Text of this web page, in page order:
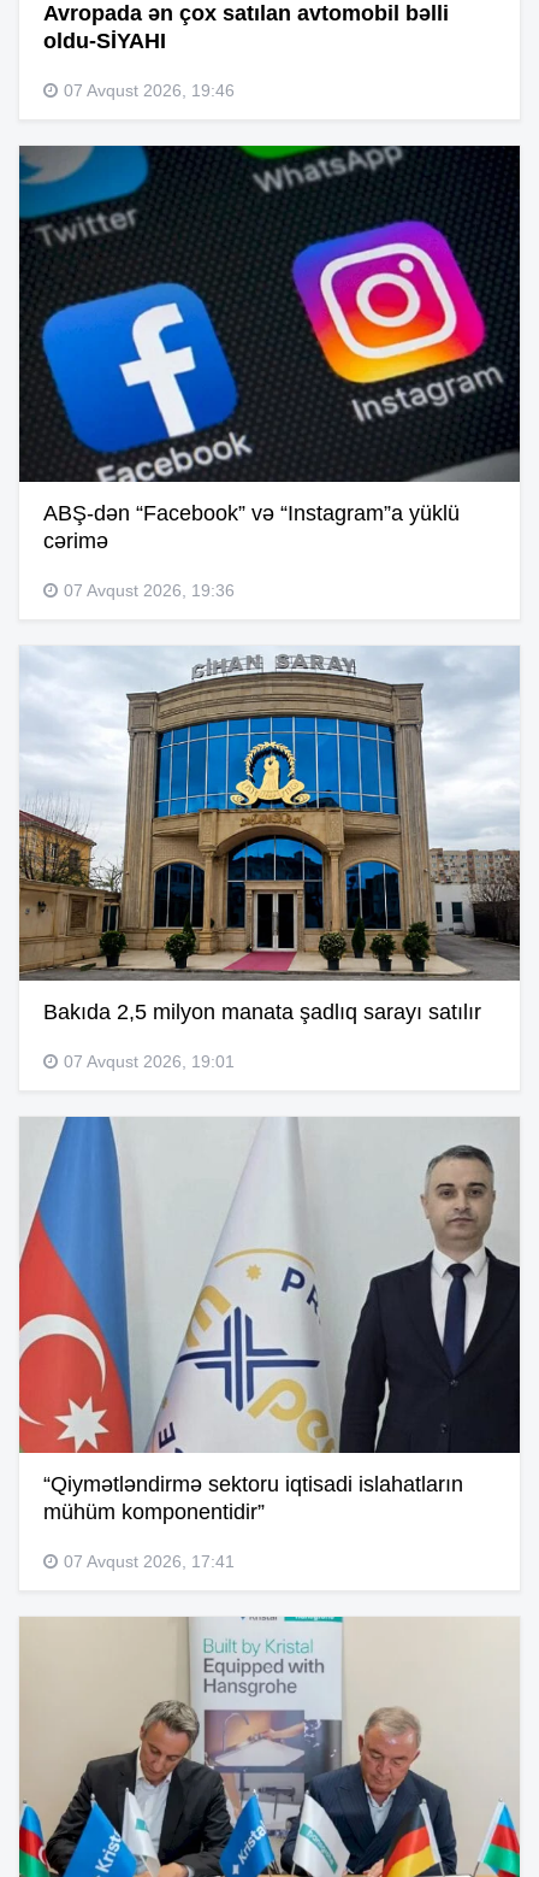
Avropada ən çox satılan avtomobil bəlli
oldu-SİYAHI
07 Avqust 2026, 19:46
ABŞ-dən “Facebook” və “Instagram”a yüklü
cərimə
07 Avqust 2026, 19:36
Bakıda 2,5 milyon manata şadlıq sarayı satılır
07 Avqust 2026, 19:01
“Qiymətləndirmə sektoru iqtisadi islahatların
mühüm komponentidir”
07 Avqust 2026, 17:41